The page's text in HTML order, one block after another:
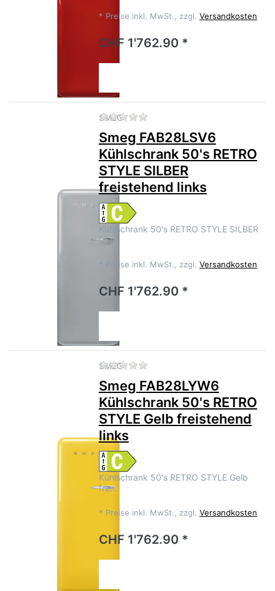
* Preise inkl. MwSt., zzgl. Versandkosten
CHF 1'762.90 *
SMEG Zu diesem Produkt liegen
Smeg FAB28LSV6
Kühlschrank 50's RETRO
STYLE SILBER
freistehend links
Kühlschrank 50's RETRO STYLE SILBER
fr…
Preise inkl. MwSt., zzgl. Versandkosten
CHF 1'762.90 *
SMEG Zu diesem Produkt liegen
Smeg FAB28LYW6
Kühlschrank 50's RETRO
STYLE Gelb freistehend
links
Kühlschrank 50's RETRO STYLE Gelb
fre…
* Preise inkl. MwSt., zzgl. Versandkosten
CHF 1'762.90 *